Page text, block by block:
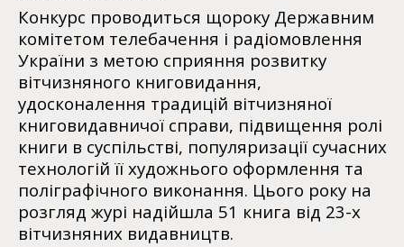
Конкурс проводиться щороку Державним
комітетом телебачення і радіомовлення
України з метою сприяння розвитку
вітчизняного книговидання,
удосконалення традицій вітчизняної
книговидавничої справи, підвищення ролі
книги в суспільстві, популяризації сучасних
технологій її художнього оформлення та
поліграфічного виконання. Цього року на
розгляд журі надійшла 51 книга від 23-х
вітчизняних видавництв.